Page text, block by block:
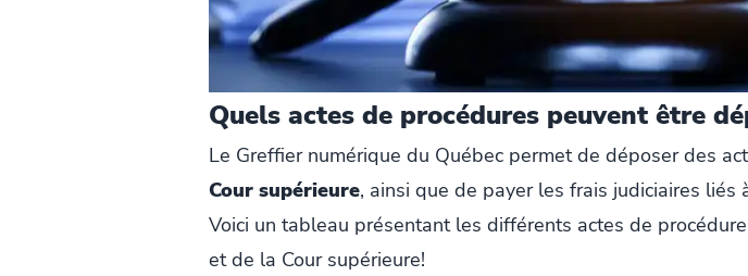
Quels actes de procédures peuvent être
Le Greffier numérique du Québec permet de déposer des
Cour supérieure, ainsi que de payer les frais judiciaires liés
Voici un tableau présentant les différents actes de
et de la Cour supérieure!